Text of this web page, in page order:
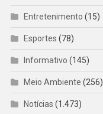
Entretenimento (15)
Esportes (78)
Informativo (145)
Meio Ambiente (256)
Notícias (1.473)